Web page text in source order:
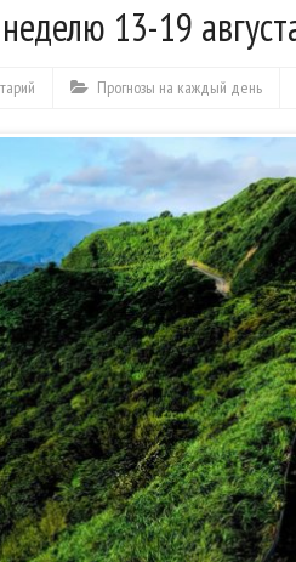
13-19
Прогнозы на каждый день